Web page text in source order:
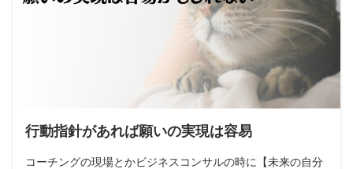
行動指針があれば願いの実現は容易
コーチングの現場とかビジネスコンサルの時に【未来の自分